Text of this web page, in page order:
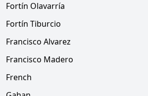
Fortín Olavarría
Fortín Tiburcio
Francisco Alvarez
Francisco Madero
French